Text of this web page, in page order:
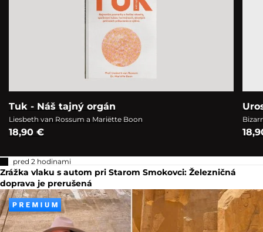
Tuk - Náš tajný orgán
Liesbeth van Rossum a Mariëtte Boon
18,90 €
pred 2 hodinami
Zrážka vlaku s autom pri Starom Smokovci: Železničná
doprava je prerušená